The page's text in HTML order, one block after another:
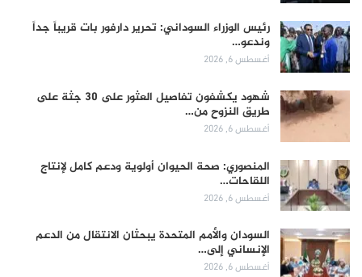
رئيس الوزراء السوداني: تحرير دارفور بات قريباً جداً
وندعو…
أغسطس 6, 2026
شهود يكشفون تفاصيل العثور على 30 جثة على
طريق النزوح من…
أغسطس 6, 2026
المنصوري: صحة الحيوان أولوية ودعم كامل لإنتاج
اللقاحات…
أغسطس 6, 2026
السودان والأمم المتحدة يبحثان الانتقال من الدعم
الإنساني إلى…
أغسطس 6, 2026